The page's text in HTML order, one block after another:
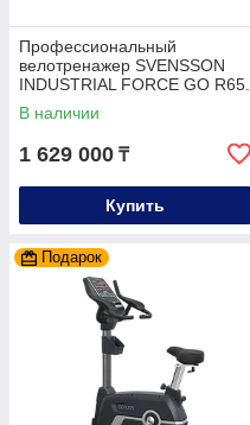
Профессиональный
велотренажер SVENSSON
INDUSTRIAL FORCE GO R65.
В наличии
1 629 000 ₸
Купить
Подарок